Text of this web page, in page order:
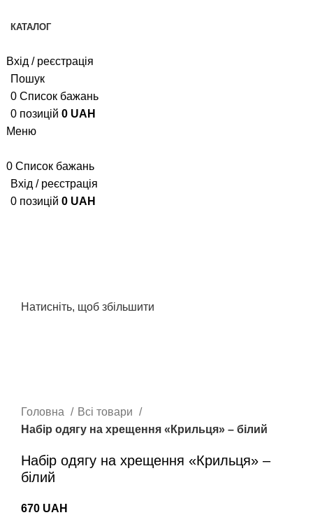
КАТАЛОГ
Вхід / реєстрація
Пошук
0 Список бажань
0 позицій 0 UAH
Меню
0 Список бажань
Вхід / реєстрація
0 позицій 0 UAH
Натисніть, щоб збільшити
Головна
Всі товари
Набір одягу на хрещення «Крильця» – білий
Набір одягу на хрещення «Крильця» –
білий
670 UAH